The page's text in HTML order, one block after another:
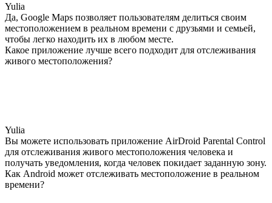
Yulia
Да, Google Maps позволяет пользователям делиться своим
местоположением в реальном времени с друзьями и семьей,
чтобы легко находить их в любом месте.
Какое приложение лучше всего подходит для отслеживания
живого местоположения?
Yulia
Вы можете использовать приложение AirDroid Parental Control
для отслеживания живого местоположения человека и
получать уведомления, когда человек покидает заданную зону.
Как Android может отслеживать местоположение в реальном
времени?